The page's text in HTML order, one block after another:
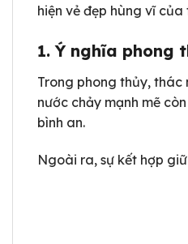
hiện vẻ đẹp hùng vĩ
1.Ý nghĩa phong
Trong phong thủy,
nước chảy mạnh mẽ
bình an.
Ngoài ra, sự kết hợp